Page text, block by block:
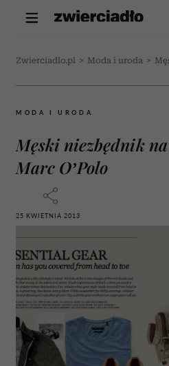
Zwierciadlo.pl > Moda i uroda >
MODA I URODA
Męski niezbędnik
Marc O’Polo
25 KWIETNIA 2013